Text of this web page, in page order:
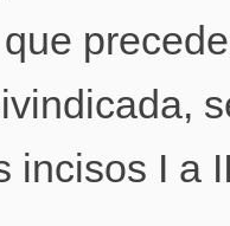
incisos I a